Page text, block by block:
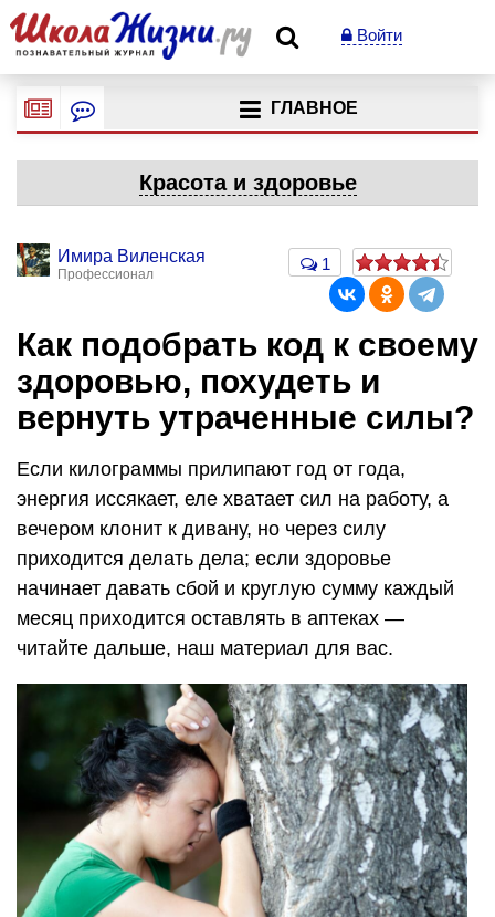
Войти
ГЛАВНОЕ
Красота и здоровье
Имира Виленская
Профессионал
1
Как подобрать код к своему
здоровью, похудеть и
вернуть утраченные силы?
Если килограммы прилипают год от года,
энергия иссякает, еле хватает сил на работу, а
вечером клонит к дивану, но через силу
приходится делать дела; если здоровье
начинает давать сбой и круглую сумму каждый
месяц приходится оставлять в аптеках —
читайте дальше, наш материал для вас.